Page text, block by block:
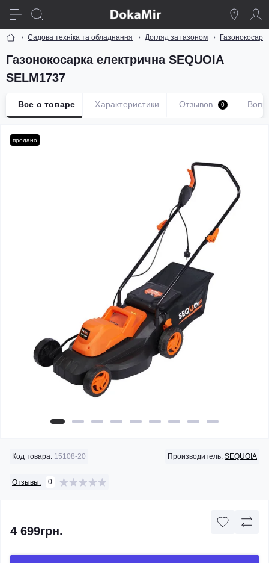
Садова техніка та обладнання Догляд за газоном
Газонокосарка електрична SEQUOIA
SELM1737
Все о товаре Характеристики Отзывов 0
продано
Код товара: 15108-20 Производитель: SEQUOIA
Отзывы: 0
4 699грн.